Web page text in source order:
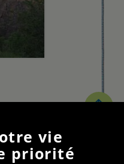
vie
priorité